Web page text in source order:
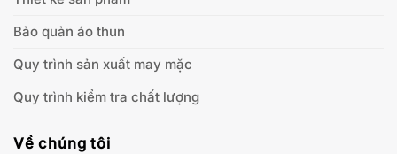
Bảo quản áo thun
Quy trình sản xuất may mặc
Quy trình kiểm tra chất lượng
Về chúng tôi